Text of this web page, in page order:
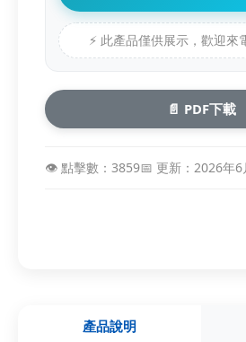
⚡ 此產品僅供展示，歡迎來
📄 PDF下載
👁️ 點擊數：3859📅 更新：2026年6
產品說明